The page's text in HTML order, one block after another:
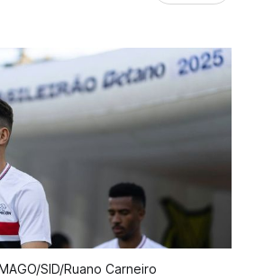
SID/Ruano Carneiro